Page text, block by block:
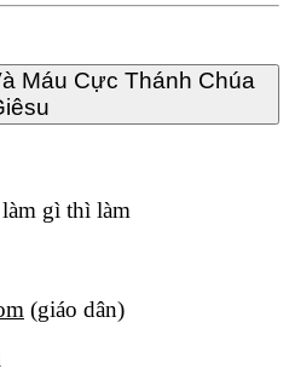
Máu Cực Thánh Chúa
gì thì làm
(giáo dân)